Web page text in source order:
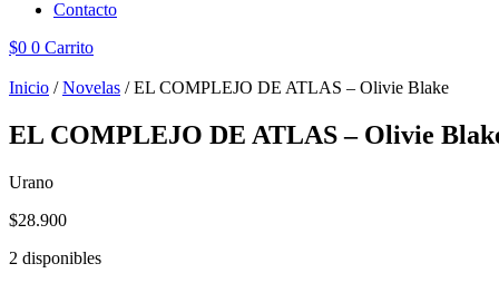
Contacto
$0 0 Carrito
Inicio /Novelas / EL COMPLEJO DE ATLAS – Olivie Blake
EL COMPLEJO DE ATLAS – Olivie
Urano
$28.900
2 disponibles